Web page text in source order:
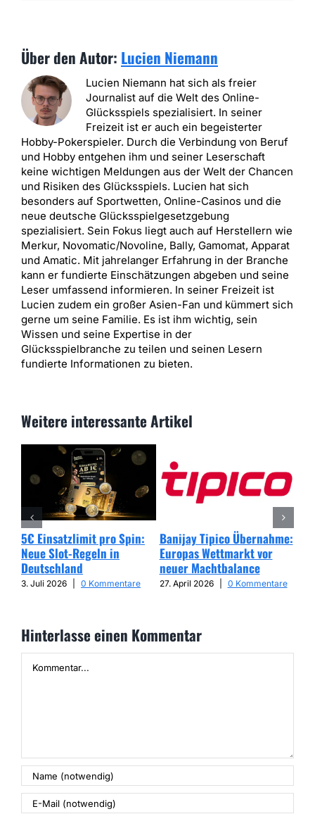
Über den Autor: Lucien Niemann
Lucien Niemann hat sich als freier
Journalist auf die Welt des Online-
Glücksspiels spezialisiert. In seiner
Freizeit ist er auch ein begeisterter
Hobby-Pokerspieler. Durch die Verbindung von Beruf
und Hobby entgehen ihm und seiner Leserschaft
keine wichtigen Meldungen aus der Welt der Chancen
und Risiken des Glücksspiels. Lucien hat sich
besonders auf Sportwetten, Online-Casinos und die
neue deutsche Glücksspielgesetzgebung
spezialisiert. Sein Fokus liegt auch auf Herstellern wie
Merkur, Novomatic/Novoline, Bally, Gamomat, Apparat
und Amatic. Mit jahrelanger Erfahrung in der Branche
kann er fundierte Einschätzungen abgeben und seine
Leser umfassend informieren. In seiner Freizeit ist
Lucien zudem ein großer Asien-Fan und kümmert sich
gerne um seine Familie. Es ist ihm wichtig, sein
Wissen und seine Expertise in der
Glücksspielbranche zu teilen und seinen Lesern
fundierte Informationen zu bieten.
Weitere interessante Artikel
5€ Einsatzlimit pro Spin:
Neue Slot-Regeln in
Deutschland
3. Juli 2026 0 Kommentare
Banijay Tipico Übernahme:
Europas Wettmarkt vor
neuer Machtbalance
27. April 2026 0 Kommentare
Hinterlasse einen Kommentar